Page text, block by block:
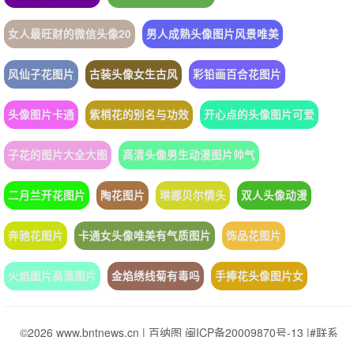
女人最旺财的微信头像20 男人成熟头像图片风景唯美
风仙子花图片 古装头像女生古风 彩铅画百合花图片
头像图片卡通 紫梢花的别名与功效 开心点的头像图片可爱
子花的图片大全大图 高清头像男生动漫图片帅气
二月兰开花图片 陶花图片 琳娜贝尔情头 双人头像动漫
奔驰花图片 卡通女头像唯美有气质图片 饰品花图片
火焰图片高清图片 金焰绣线菊有毒吗 手捧花头像图片女
©2026 www.bntnews.cn | 百纳图 闽ICP备20009870号-13 |#联系